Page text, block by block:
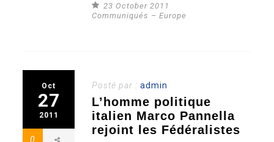
23 October 2011
Communiqués – Europe
Oct
27
2011
0
Posté par :admin
L’homme politique
italien Marco Pannella
rejoint les Fédéralistes